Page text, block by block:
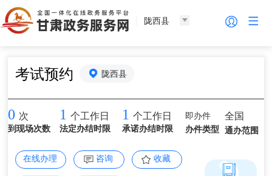
陇西县
考试预约 陇西县
0 次
到现场次数
1 个工作日
法定办结时限
1 个工作日
承诺办结时限
即办件
办件类型
全国
通办范围
在线办理 咨询 收藏